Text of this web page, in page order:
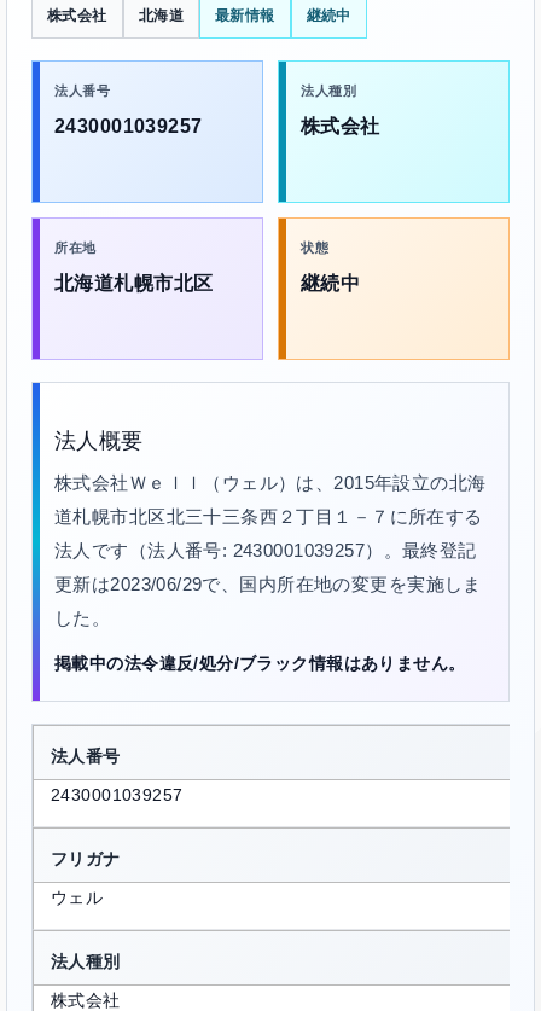
株式会社 北海道 最新情報 継続中
法人番号
2430001039257
法人種別
株式会社
所在地
北海道札幌市北区
状態
継続中
法人概要
株式会社Ｗｅｌｌ（ウェル）は、2015年設立の北海
道札幌市北区北三十三条西２丁目１－７に所在する
法人です（法人番号: 2430001039257）。最終登記
更新は2023/06/29で、国内所在地の変更を実施しま
した。
掲載中の法令違反/処分/ブラック情報はありません。
法人番号
2430001039257
フリガナ
ウェル
法人種別
株式会社